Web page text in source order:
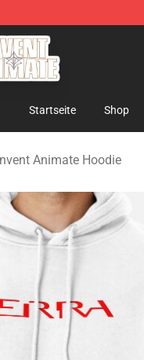
Animate Merchandise
Startseite Shop
Animate Hoodie